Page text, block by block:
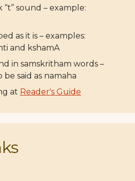
sound – example:
as it is – examples:
and kshamA
in samskritham words –
be said as namaha
at Reader's Guide